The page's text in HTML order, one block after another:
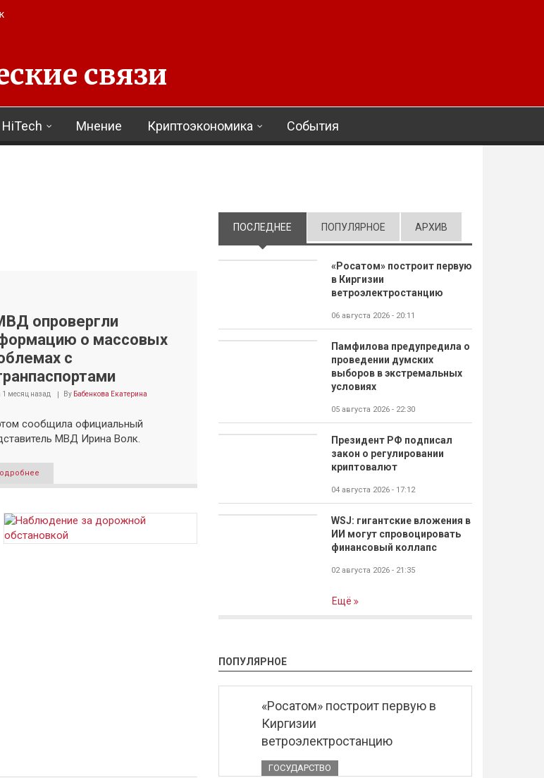
связи
HiTech Мнение Криптоэкономика События
опровергли
о массовых
с
1 месяц назад By Бабенкова Екатерина
сообщила официальный
МВД Ирина Волк.
ПОСЛЕДНЕЕ (АКТИВНАЯ ВКЛАДКА)
ПОПУЛЯРНОЕ АРХИВ
«Росатом» построит первую
в Киргизии
ветроэлектростанцию
06 августа 2026 - 20:11
Памфилова предупредила о
проведении думских
выборов в экстремальных
условиях
05 августа 2026 - 22:30
Президент РФ подписал
закон о регулировании
криптовалют
04 августа 2026 - 17:12
WSJ: гигантские вложения в
ИИ могут спровоцировать
финансовый коллапс
02 августа 2026 - 21:35
Ещё
ПОПУЛЯРНОЕ
«Росатом» построит первую в
Киргизии
ветроэлектростанцию
ГОСУДАРСТВО